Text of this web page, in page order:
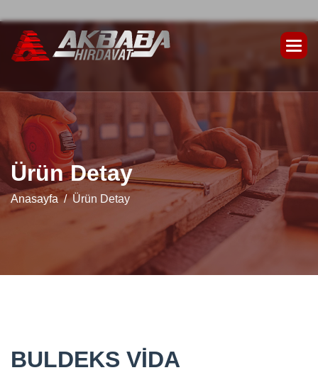
Ürün Detay
Anasayfa Ürün Detay
BULDEKS VİDA